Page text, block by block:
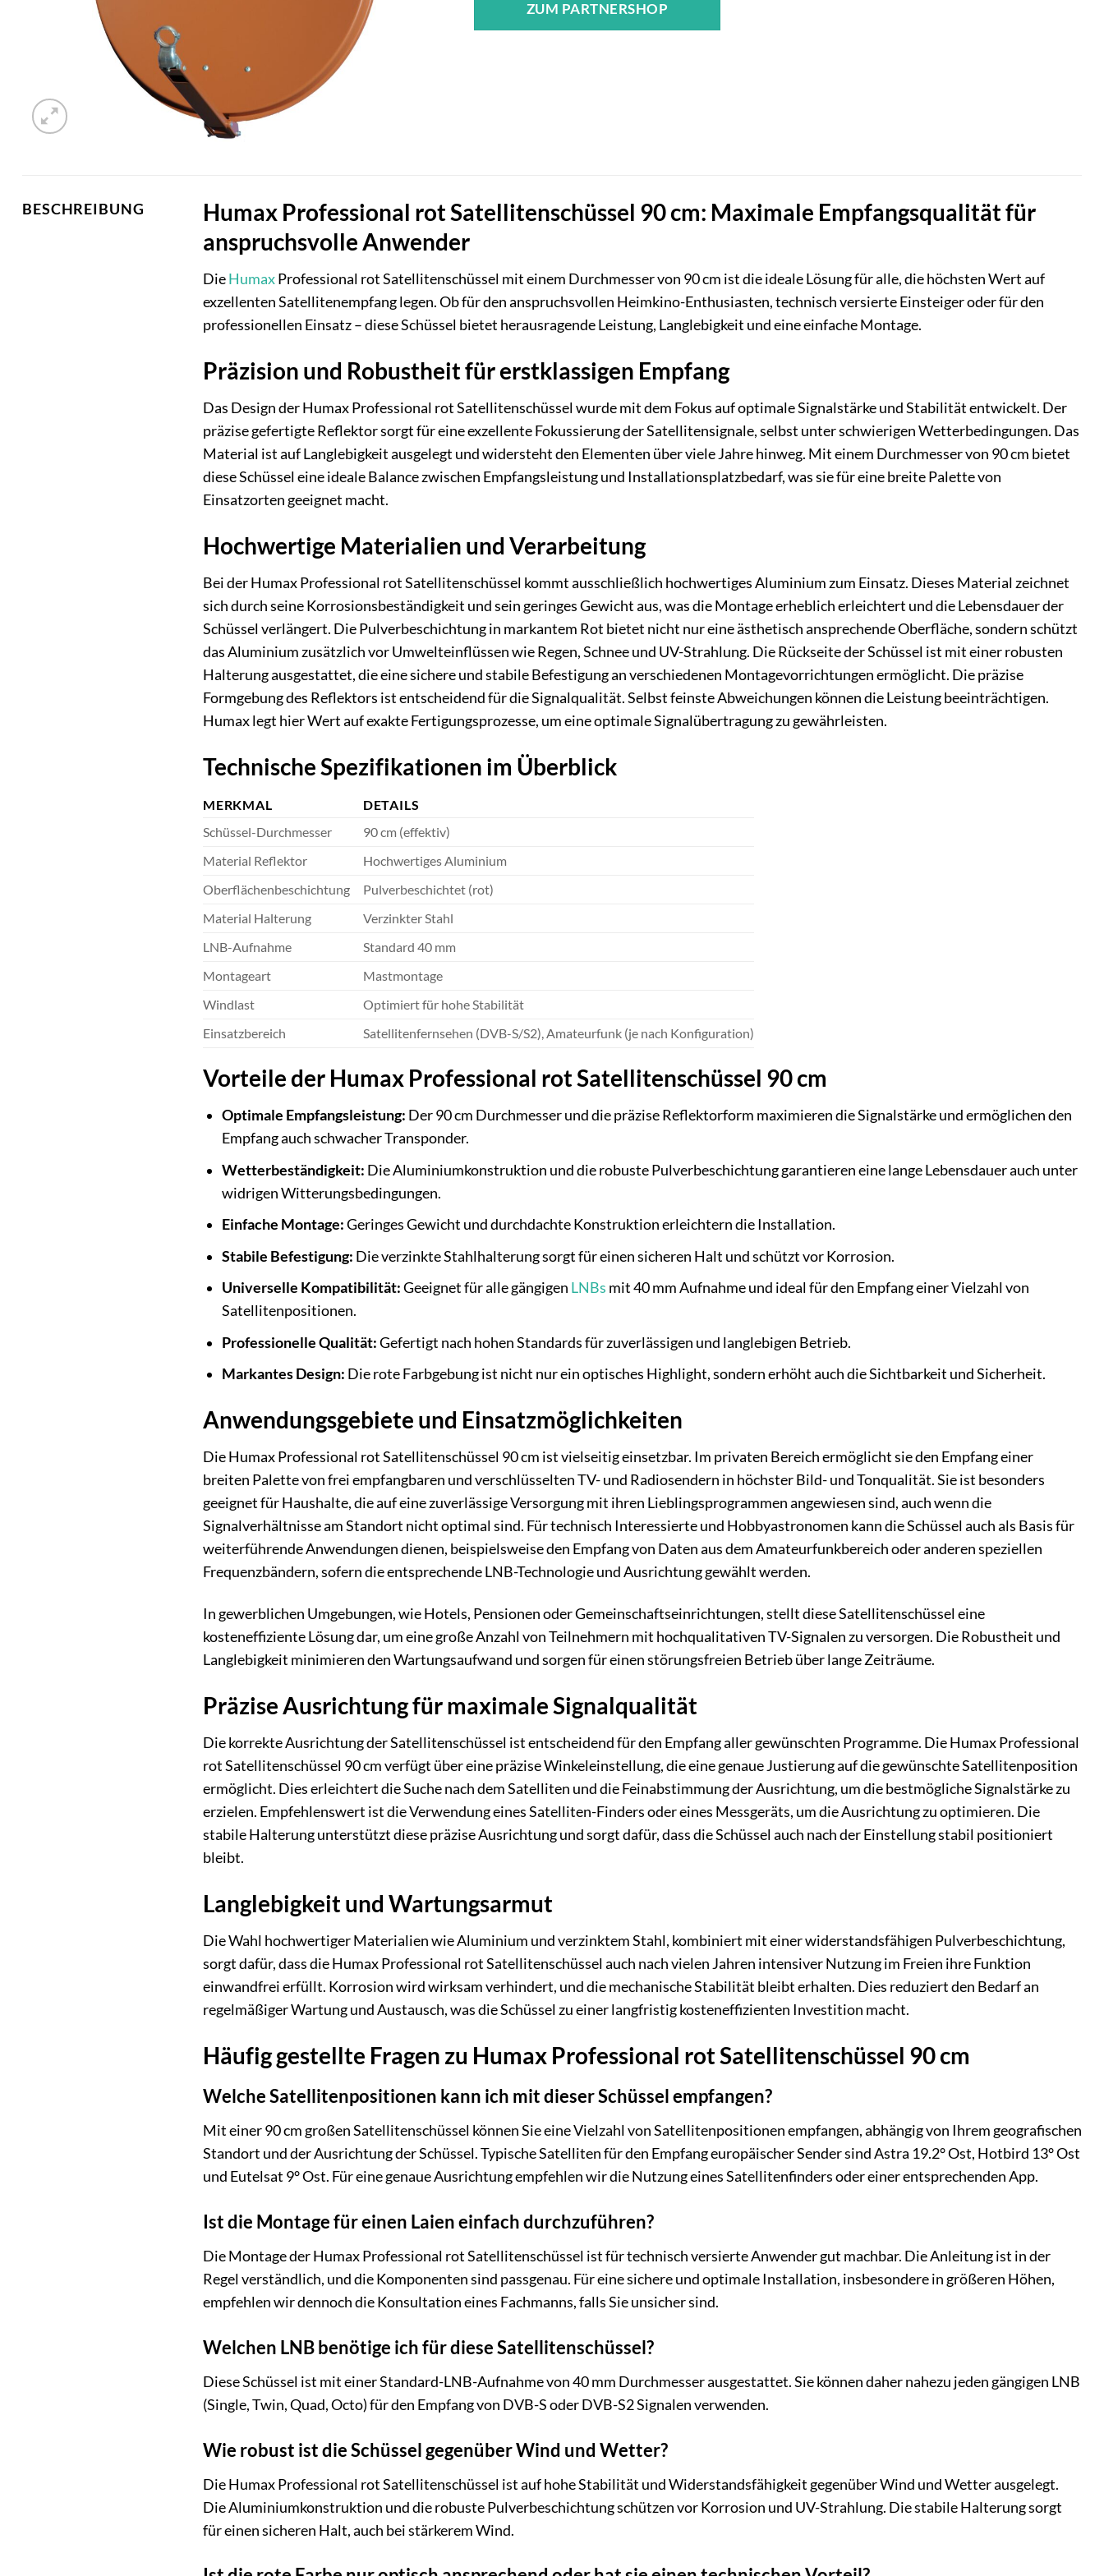
ZUM PARTNERSHOP
BESCHREIBUNG
Humax Professional rot Satellitenschüssel 90 cm: Maximale Empfangsqualität für
anspruchsvolle Anwender
DieHumaxProfessional rot Satellitenschüssel mit einem Durchmesser von 90 cm ist die ideale Lösung für alle, die höchsten Wert auf
exzellenten Satellitenempfang legen. Ob für den anspruchsvollen Heimkino-Enthusiasten, technisch versierte Einsteiger oder für den
professionellen Einsatz – diese Schüssel bietet herausragende Leistung, Langlebigkeit und eine einfache Montage.
Präzision und Robustheit für erstklassigen Empfang
Das Design der Humax Professional rot Satellitenschüssel wurde mit dem Fokus auf optimale Signalstärke und Stabilität entwickelt. Der
präzise gefertigte Reflektor sorgt für eine exzellente Fokussierung der Satellitensignale, selbst unter schwierigen Wetterbedingungen. Das
Material ist auf Langlebigkeit ausgelegt und widersteht den Elementen über viele Jahre hinweg. Mit einem Durchmesser von 90 cm bietet
diese Schüssel eine ideale Balance zwischen Empfangsleistung und Installationsplatzbedarf, was sie für eine breite Palette von
Einsatzorten geeignet macht.
Hochwertige Materialien und Verarbeitung
Bei der Humax Professional rot Satellitenschüssel kommt ausschließlich hochwertiges Aluminium zum Einsatz. Dieses Material zeichnet
sich durch seine Korrosionsbeständigkeit und sein geringes Gewicht aus, was die Montage erheblich erleichtert und die Lebensdauer der
Schüssel verlängert. Die Pulverbeschichtung in markantem Rot bietet nicht nur eine ästhetisch ansprechende Oberfläche, sondern schützt
das Aluminium zusätzlich vor Umwelteinflüssen wie Regen, Schnee und UV-Strahlung. Die Rückseite der Schüssel ist mit einer robusten
Halterung ausgestattet, die eine sichere und stabile Befestigung an verschiedenen Montagevorrichtungen ermöglicht. Die präzise
Formgebung des Reflektors ist entscheidend für die Signalqualität. Selbst feinste Abweichungen können die Leistung beeinträchtigen.
Humax legt hier Wert auf exakte Fertigungsprozesse, um eine optimale Signalübertragung zu gewährleisten.
Technische Spezifikationen im Überblick
MERKMAL
DETAILS
Schüssel-Durchmesser
90 cm (effektiv)
Material Reflektor
Hochwertiges Aluminium
Oberflächenbeschichtung
Pulverbeschichtet (rot)
Material Halterung
Verzinkter Stahl
LNB-Aufnahme
Standard 40 mm
Montageart
Mastmontage
Windlast
Optimiert für hohe Stabilität
Einsatzbereich
Satellitenfernsehen (DVB-S/S2), Amateurfunk (je nach Konfiguration)
Vorteile der Humax Professional rot Satellitenschüssel 90 cm
Optimale Empfangsleistung: Der 90 cm Durchmesser und die präzise Reflektorform maximieren die Signalstärke und ermöglichen den
Empfang auch schwacher Transponder.
Wetterbeständigkeit: Die Aluminiumkonstruktion und die robuste Pulverbeschichtung garantieren eine lange Lebensdauer auch unter
widrigen Witterungsbedingungen.
Einfache Montage:Geringes Gewicht und durchdachte Konstruktion erleichtern die Installation.
Stabile Befestigung: Die verzinkte Stahlhalterung sorgt für einen sicheren Halt und schützt vor Korrosion.
Universelle Kompatibilität:Geeignet für alle gängigen LNBs mit 40 mm Aufnahme und ideal für den Empfang einer Vielzahl von
Satellitenpositionen.
Professionelle Qualität:Gefertigt nach hohen Standards für zuverlässigen und langlebigen Betrieb.
Markantes Design: Die rote Farbgebung ist nicht nur ein optisches Highlight, sondern erhöht auch die Sichtbarkeit und Sicherheit.
Anwendungsgebiete und Einsatzmöglichkeiten
Die Humax Professional rot Satellitenschüssel 90 cm ist vielseitig einsetzbar. Im privaten Bereich ermöglicht sie den Empfang einer
breiten Palette von frei empfangbaren und verschlüsselten TV- und Radiosendern in höchster Bild- und Tonqualität. Sie ist besonders
geeignet für Haushalte, die auf eine zuverlässige Versorgung mit ihren Lieblingsprogrammen angewiesen sind, auch wenn die
Signalverhältnisse am Standort nicht optimal sind. Für technisch Interessierte und Hobbyastronomen kann die Schüssel auch als Basis für
weiterführende Anwendungen dienen, beispielsweise den Empfang von Daten aus dem Amateurfunkbereich oder anderen speziellen
Frequenzbändern, sofern die entsprechende LNB-Technologie und Ausrichtung gewählt werden.
In gewerblichen Umgebungen, wie Hotels, Pensionen oder Gemeinschaftseinrichtungen, stellt diese Satellitenschüssel eine
kosteneffiziente Lösung dar, um eine große Anzahl von Teilnehmern mit hochqualitativen TV-Signalen zu versorgen. Die Robustheit und
Langlebigkeit minimieren den Wartungsaufwand und sorgen für einen störungsfreien Betrieb über lange Zeiträume.
Präzise Ausrichtung für maximale Signalqualität
Die korrekte Ausrichtung der Satellitenschüssel ist entscheidend für den Empfang aller gewünschten Programme. Die Humax Professional
rot Satellitenschüssel 90 cm verfügt über eine präzise Winkeleinstellung, die eine genaue Justierung auf die gewünschte Satellitenposition
ermöglicht. Dies erleichtert die Suche nach dem Satelliten und die Feinabstimmung der Ausrichtung, um die bestmögliche Signalstärke zu
erzielen. Empfehlenswert ist die Verwendung eines Satelliten-Finders oder eines Messgeräts, um die Ausrichtung zu optimieren. Die
stabile Halterung unterstützt diese präzise Ausrichtung und sorgt dafür, dass die Schüssel auch nach der Einstellung stabil positioniert
bleibt.
Langlebigkeit und Wartungsarmut
Die Wahl hochwertiger Materialien wie Aluminium und verzinktem Stahl, kombiniert mit einer widerstandsfähigen Pulverbeschichtung,
sorgt dafür, dass die Humax Professional rot Satellitenschüssel auch nach vielen Jahren intensiver Nutzung im Freien ihre Funktion
einwandfrei erfüllt. Korrosion wird wirksam verhindert, und die mechanische Stabilität bleibt erhalten. Dies reduziert den Bedarf an
regelmäßiger Wartung und Austausch, was die Schüssel zu einer langfristig kosteneffizienten Investition macht.
Häufig gestellte Fragen zu Humax Professional rot Satellitenschüssel 90 cm
Welche Satellitenpositionen kann ich mit dieser Schüssel empfangen?
Mit einer 90 cm großen Satellitenschüssel können Sie eine Vielzahl von Satellitenpositionen empfangen, abhängig von Ihrem geografischen
Standort und der Ausrichtung der Schüssel. Typische Satelliten für den Empfang europäischer Sender sind Astra 19.2° Ost, Hotbird 13° Ost
und Eutelsat 9° Ost. Für eine genaue Ausrichtung empfehlen wir die Nutzung eines Satellitenfinders oder einer entsprechenden App.
Ist die Montage für einen Laien einfach durchzuführen?
Die Montage der Humax Professional rot Satellitenschüssel ist für technisch versierte Anwender gut machbar. Die Anleitung ist in der
Regel verständlich, und die Komponenten sind passgenau. Für eine sichere und optimale Installation, insbesondere in größeren Höhen,
empfehlen wir dennoch die Konsultation eines Fachmanns, falls Sie unsicher sind.
Welchen LNB benötige ich für diese Satellitenschüssel?
Diese Schüssel ist mit einer Standard-LNB-Aufnahme von 40 mm Durchmesser ausgestattet. Sie können daher nahezu jeden gängigen LNB
(Single, Twin, Quad, Octo) für den Empfang von DVB-S oder DVB-S2 Signalen verwenden.
Wie robust ist die Schüssel gegenüber Wind und Wetter?
Die Humax Professional rot Satellitenschüssel ist auf hohe Stabilität und Widerstandsfähigkeit gegenüber Wind und Wetter ausgelegt.
Die Aluminiumkonstruktion und die robuste Pulverbeschichtung schützen vor Korrosion und UV-Strahlung. Die stabile Halterung sorgt
für einen sicheren Halt, auch bei stärkerem Wind.